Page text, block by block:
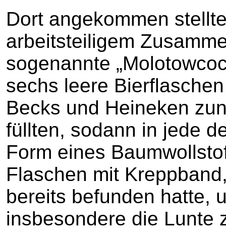
Dort angekommen
arbeitsteiligem
sogenannte
sechs leere
Becks und Heineken
füllten, sodann in jede
Form eines
Flaschen mit
bereits befunden hatte,
insbesondere die Lunte